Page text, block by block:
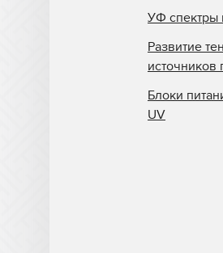
УФ спектры
Развитие
источников
Блоки
UV